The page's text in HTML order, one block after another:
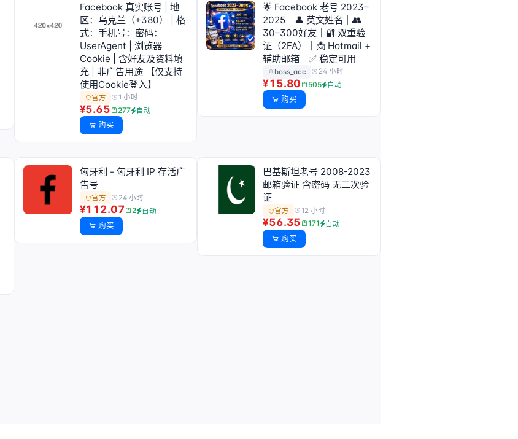
Facebook 真实账号 | 地
区：乌克兰（+380） | 格
式：手机号：密码：
UserAgent | 浏览器
Cookie | 含好友及资料填
充 | 非广告用途 【仅支持
使用Cookie登入】
官方 1 小时
¥5.65 277 自动
购买
🌟 Facebook 老号 2023–
2025｜👤 英文姓名｜👥
30–300好友｜🔐 双重验
证（2FA）｜📩 Hotmail +
辅助邮箱｜✅ 稳定可用
boss_acc 24 小时
¥15.80 505 自动
购买
匈牙利 - 匈牙利 IP 存活广
告号
官方 24 小时
¥112.07 2 自动
购买
巴基斯坦老号 2008-2023
邮箱验证 含密码 无二次验
证
官方 12 小时
¥56.35 171 自动
购买